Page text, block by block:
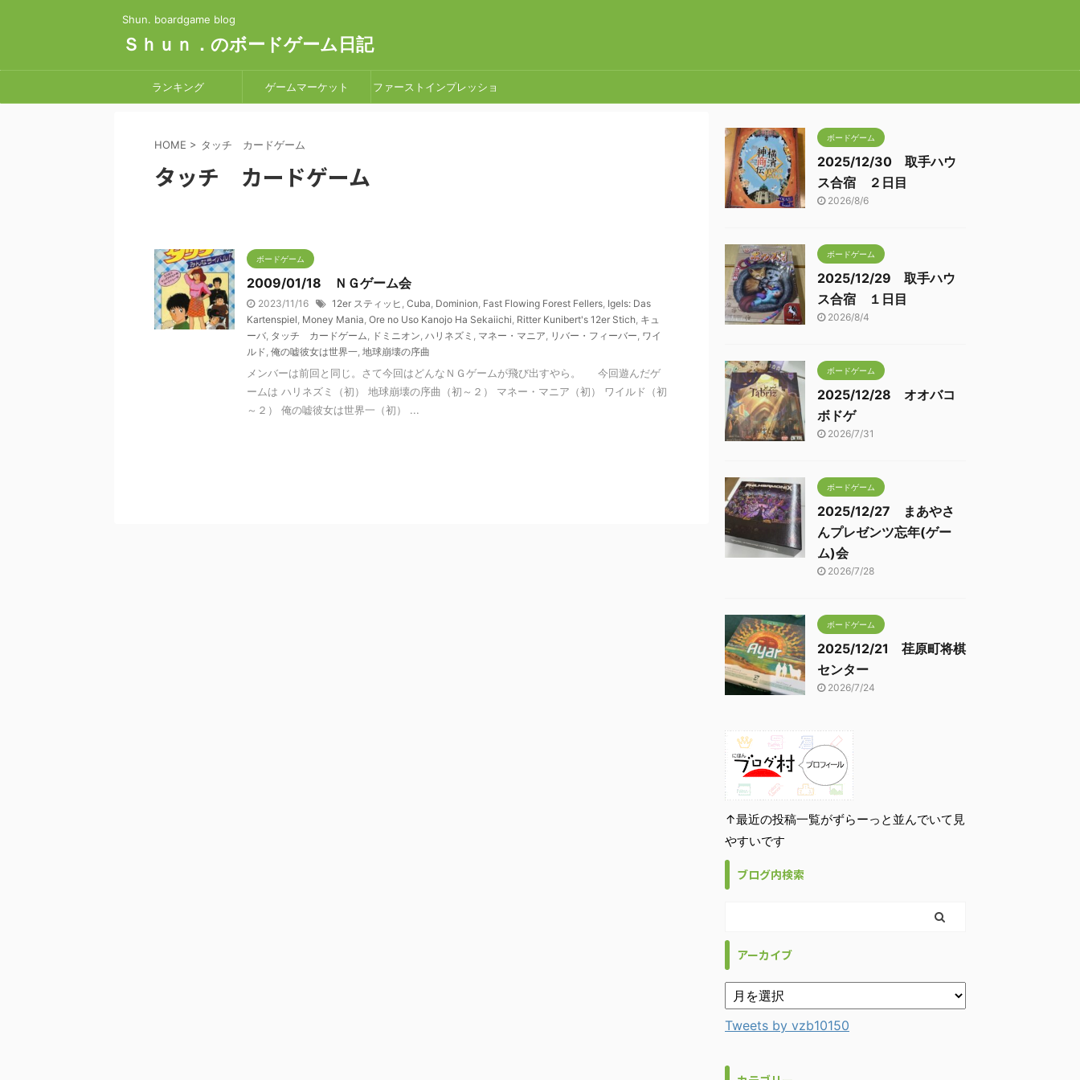
Shun. boardgame blog
Ｓｈｕｎ．のボードゲーム日記
ランキング ゲームマーケット ファーストインプレッショ
HOME > タッチ カードゲーム
タッチ カードゲーム
ボードゲーム
2009/01/18 ＮＧゲーム会
2023/11/16 12er スティッヒ , Cuba, Dominion, Fast Flowing Forest Fellers, Igels: Das
Kartenspiel, Money Mania, Ore no Uso Kanojo Ha Sekaiichi, Ritter Kunibert's 12er Stich, キュ
ーバ, タッチ カードゲーム, ドミニオン, ハリネズミ , マネー・マニア, リバー・フィーバー, ワイ
ルド, 俺の嘘彼女は世界一, 地球崩壊の序曲
メンバーは前回と同じ。さて今回はどんなＮＧゲームが飛び出すやら。 今回遊んだゲ
ームは ハリネズミ（初） 地球崩壊の序曲（初～２） マネー・マニア（初） ワイルド（初
～２） 俺の嘘彼女は世界一（初） ...
ボードゲーム
2025/12/30 取手ハウ
ス合宿 ２日目
2026/8/6
ボードゲーム
2025/12/29 取手ハウ
ス合宿 １日目
2026/8/4
ボードゲーム
2025/12/28 オオバコ
ボドゲ
2026/7/31
ボードゲーム
2025/12/27 まあやさ
んプレゼンツ忘年(ゲー
ム)会
2026/7/28
ボードゲーム
2025/12/21 荏原町将棋
センター
2026/7/24
↑最近の投稿一覧がずらーっと並んでいて見
やすいです
ブログ内検索
アーカイブ
Tweets by vzb10150